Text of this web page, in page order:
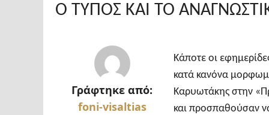
ο
Ο ΤΥΠΟΣ ΚΑΙ ΤΟ
Γράφτηκε από:
foni-visaltias
Κάποτε οι
κατά κανόνα
Καρυωτάκης στην
και προσπαθούσαν